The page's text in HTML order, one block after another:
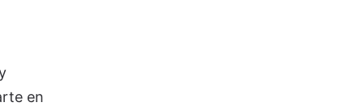
en